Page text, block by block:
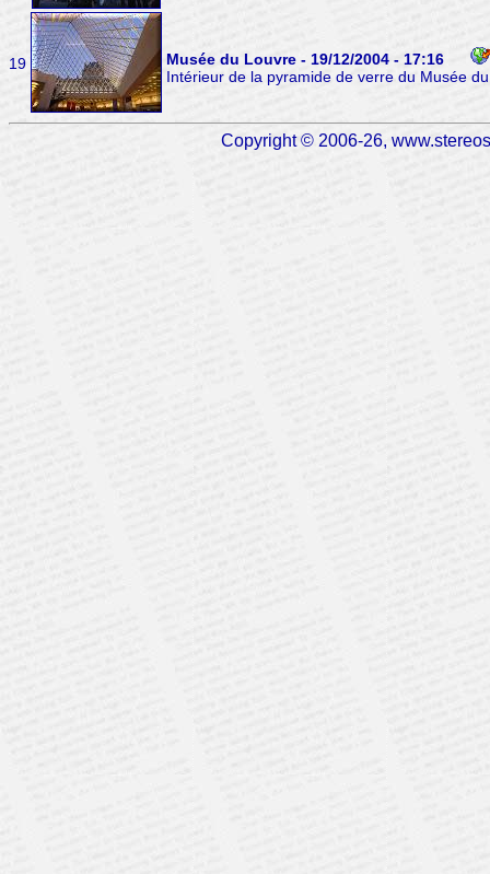
19
Musée du Louvre - 19/12/2004 - 17:16
Intérieur de la pyramide de verre du Musée
Copyright © 2006-26,